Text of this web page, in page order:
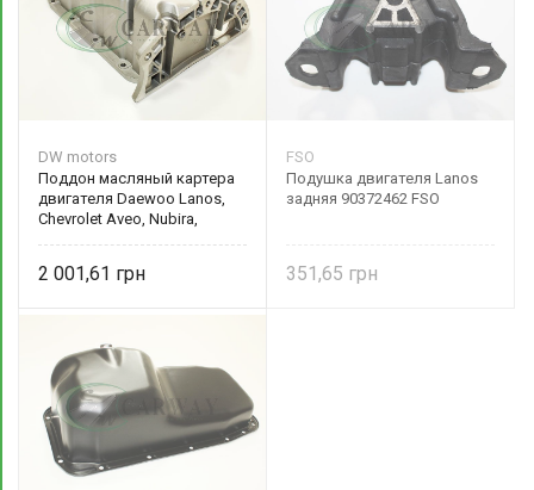
DW motors
Поддон масляный картера
двигателя Daewoo Lanos,
Chevrolet Aveo, Nubira,
motors
2 001,61
FSO
Подушка двигателя Lanos
задняя 90372462 FSO
351,65